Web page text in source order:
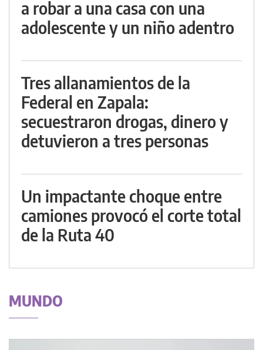
a robar a una casa con una
adolescente y un niño adentro
Tres allanamientos de la
Federal en Zapala:
secuestraron drogas, dinero y
detuvieron a tres personas
Un impactante choque entre
camiones provocó el corte total
de la Ruta 40
MUNDO